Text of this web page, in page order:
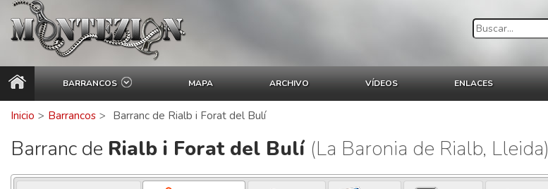
BARRANCOS MAPA ARCHIVO VÍDEOS ENLACES
Inicio > Barrancos > Barranc de Rialb i Forat del Bulí
Barranc de Rialb i Forat del Bulí (La Baronia de Rialb, Lleida)